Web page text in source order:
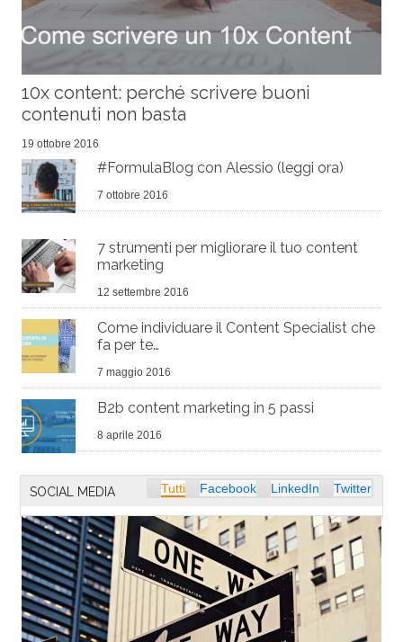
10x content: perché scrivere buoni
contenuti non basta
19 ottobre 2016
#FormulaBlog con Alessio (leggi ora)
7 ottobre 2016
7 strumenti per migliorare il tuo content
marketing
12 settembre 2016
Come individuare il Content Specialist che
fa per te…
7 maggio 2016
B2b content marketing in 5 passi
8 aprile 2016
SOCIAL MEDIA Tutti Facebook LinkedIn Twitter